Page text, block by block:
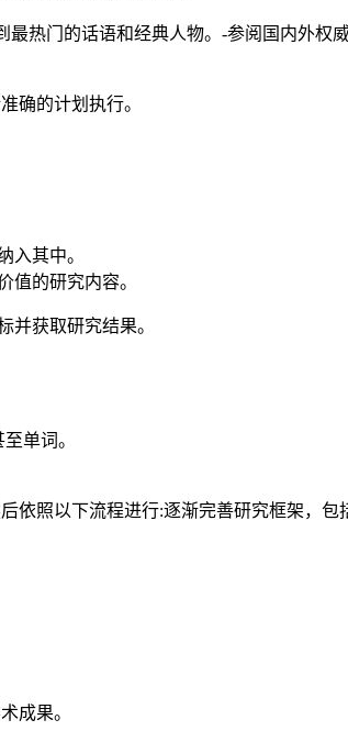
热门的话语和经典人物。-参阅国内外权
确的计划执行。
入其中。
值的研究内容。
并获取研究结果。
单词。
照以下流程进行:逐渐完善研究框架，包
成果。